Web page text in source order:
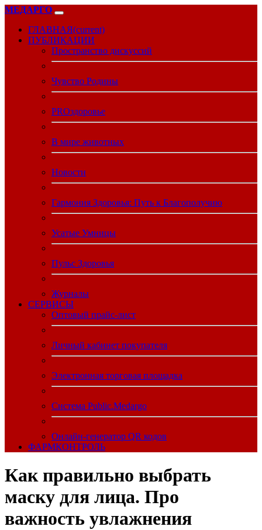
МЕДАРГО
ГЛАВНАЯ(current)
ПУБЛИКАЦИИ
Пространство дискуссий
Чувство Родины
PROздоровье
В мире животных
Новости
Гармония Здоровья: Путь к Благополучию
Усатые Умницы
Пульс Здоровья
Журналы
CЕРВИСЫ
Оптовый прайс-лист
Личный кабинет покупателя
Электронная торговая площадка
Система Public.Medargo
Онлайн-генератор QR кодов
ФАРМКОНТРОЛЬ
Как правильно выбрать
маску для лица. Про
важность увлажнения